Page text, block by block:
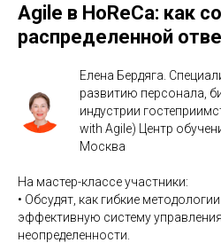
Agile в HoReCa: как
распределенной
Елена Бердяга.
развитию персонала,
индустрии
with Agile) Центр
Москва
На мастер-классе участники:
• Обсудят, как гибкие
эффективную систему
неопределенности.